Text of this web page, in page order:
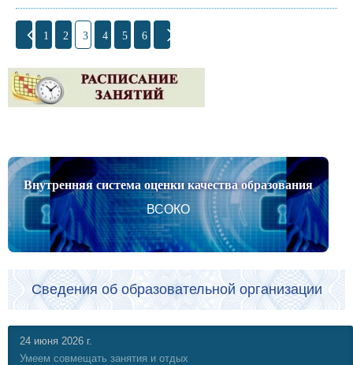
1 2 3 4 5 6
Внутренняя система оценки качества образования
ВСОКО
Сведения об образовательной организации
24 июня 2026 г.
Умеем совмещать занятия и отдых